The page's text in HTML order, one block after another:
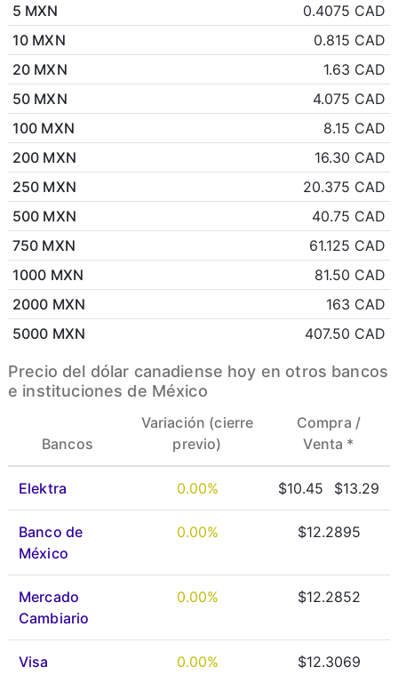
5 MXN
0.4075 CAD
10 MXN
0.815 CAD
20 MXN
1.63 CAD
50 MXN
4.075 CAD
100 MXN
8.15 CAD
200 MXN
16.30 CAD
250 MXN
20.375 CAD
500 MXN
40.75 CAD
750 MXN
61.125 CAD
1000 MXN
81.50 CAD
2000 MXN
163 CAD
5000 MXN
407.50 CAD
Precio del dólar canadiense hoy en otros bancos
e instituciones de México
Bancos
Variación (cierre
previo)
Compra /
Venta *
Elektra 0.00% $10.45 $13.29
Banco de
México
0.00% $12.2895
Mercado
Cambiario
0.00% $12.2852
Visa 0.00% $12.3069